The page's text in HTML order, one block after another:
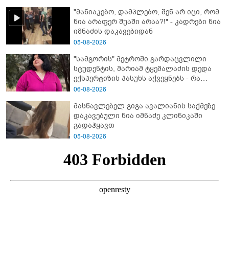
"მანიაკებო, დამპლებო, შენ არ იცი, რომ
ნია არაფერ შუაში არაა?!" - კადრები ნია
იმნაძის დაკავებიდან
05-08-2026
"სამგორის" მეტროში გარდაცვლილი
სტუდენტის, მარიამ ტყემალაძის დედა
ექსპერტიზის პასუხს აქვეყნებს - რა
გახდა გოგონას გარდაცვალების მიზეზი?
06-08-2026
მასწავლებელ გიგა ავალიანის საქმეზე
დაკავებული ნია იმნაძე კლინიკაში
გადაჰყავთ
05-08-2026